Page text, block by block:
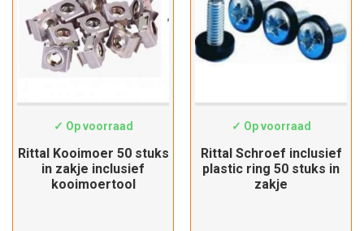
✓ Op voorraad
Rittal Kooimoer 50 stuks
in zakje inclusief
kooimoertool
✓ Op voorraad
Rittal Schroef inclusief
plastic ring 50 stuks in
zakje
Verder winkelen